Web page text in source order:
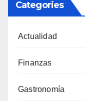
Categories
Actualidad
Finanzas
Gastronomía